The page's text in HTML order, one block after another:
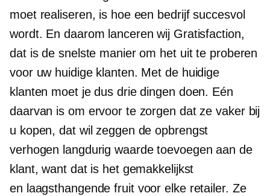
moet realiseren, is hoe een bedrijf succesvol
wordt. En daarom lanceren wij Gratisfaction,
dat is de snelste manier om het uit te proberen
voor uw huidige klanten. Met de huidige
klanten moet je dus drie dingen doen. Eén
daarvan is om ervoor te zorgen dat ze vaker bij
u kopen, dat wil zeggen de opbrengst
verhogen langdurig waarde toevoegen aan de
klant, want dat is het gemakkelijkst
en laagsthangende fruit voor elke retailer. Ze